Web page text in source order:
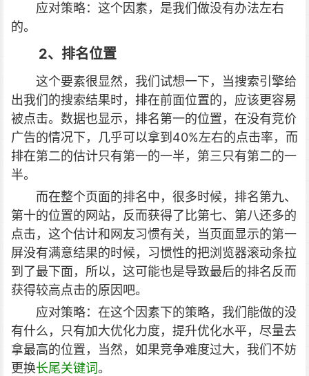
应对策略：这个因素，是我们做没有办法左右
的。
2、排名位置
这个要素很显然，我们试想一下，当搜索引擎给
出我们的搜索结果时，排在前面位置的，应该更容易
被点击。数据也显示，排名第一的位置，在没有竞价
广告的情况下，几乎可以拿到40%左右的点击率，而
排在第二的估计只有第一的一半，第三只有第二的一
半。
而在整个页面的排名中，很多时候，排名第九、
第十的位置的网站，反而获得了比第七、第八还多的
点击，这个估计和网友习惯有关，当页面显示的第一
屏没有满意结果的时候，习惯性的把浏览器滚动条拉
到了最下面，所以，这可能也是导致最后的排名反而
获得较高点击的原因吧。
应对策略：在这个因素下的策略，我们能做的没
有什么，只有加大优化力度，提升优化水平，尽量去
拿最高的位置，当然，如果竞争难度过大，我们不妨
更换长尾关键词。